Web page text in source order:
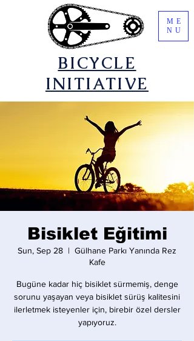
​BICYCLE
INITIATIVE
ME
NU
Bisiklet Eğitimi
Sun, Sep 28
  |
Gülhane Parkı Yanında Rez
Kafe
Bugüne kadar hiç bisiklet sürmemiş, denge
sorunu yaşayan veya bisiklet sürüş kalitesini
ilerletmek isteyenler için, birebir özel dersler
yapıyoruz.